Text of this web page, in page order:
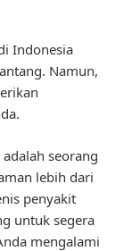
Indonesia
Namun,
seorang
lebih dari
penyakit
untuk segera
mengalami